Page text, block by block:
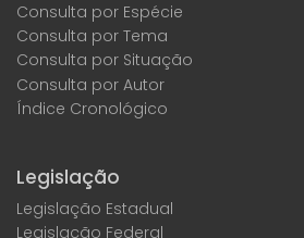
Consulta por Espécie
Consulta por Tema
Consulta por Situação
Consulta por Autor
Índice Cronológico
Legislação
Legislação Estadual
Legislação Federal